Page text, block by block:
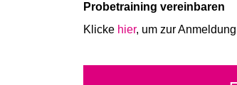
Probetraining vereinbaren
Klicke hier, um zur